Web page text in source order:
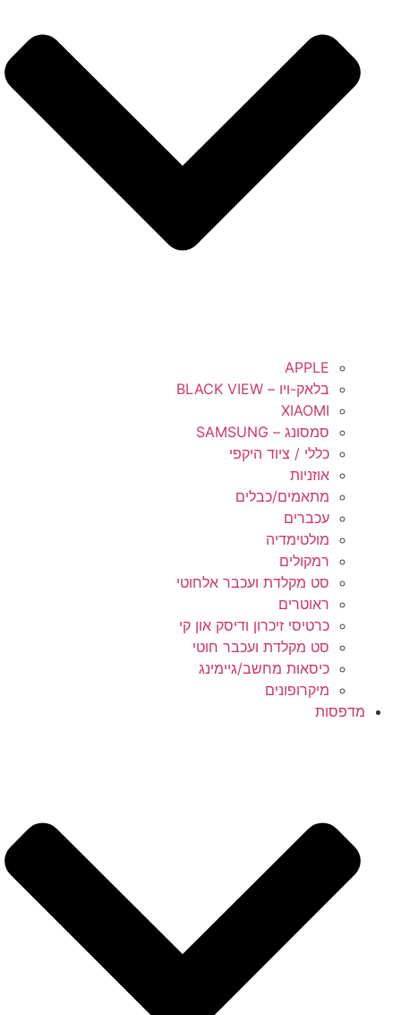
APPLE
בלאק-ויו – BLACK VIEW
XIAOMI
סמסונג – SAMSUNG
כללי / ציוד היקפי
אוזניות
מתאמים/כבלים
עכברים
מולטימדיה
רמקולים
סט מקלדת ועכבר אלחוטי
ראוטרים
כרטיסי זיכרון ודיסק און קי
סט מקלדת ועכבר חוטי
כיסאות מחשב/גיימינג
מיקרופונים
מדפסות